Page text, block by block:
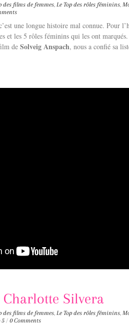
des films de femmes, Le Top des rôles féminins,
une longue histoire mal connue. Pour
et les 5 rôles féminins qui les ont marqués.
de Solveig Anspach, nous a confié sa
Charlotte Silvera
des films de femmes, Le Top des rôles féminins,
5 / 0 Comments